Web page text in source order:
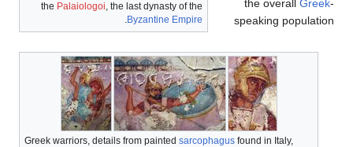
the Palaiologoi , the last dynasty of the
Byzantine Empire
Greek warriors, details from painted sarcophagus found in Italy,
the overall Greek-
speaking population